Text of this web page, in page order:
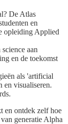
De Atlas
en
opleiding Applied
aan
en de toekomst
als 'artificial
en visualiseren.
en ontdek zelf hoe
generatie Alpha